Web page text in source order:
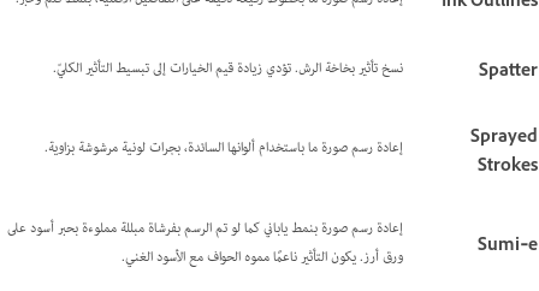
Spatter نسخ تأثير بخاخة الرش. تؤدي زيادة قيم الخيارات إلى تبسيط التأثير الكليّ.
Sprayed
Strokes
إعادة رسم صورة ما باستخدام ألوانها السائدة، بجرات لونية مرشوشة بزاوية.
Sumi‑e
إعادة رسم صورة بنمط ياباني كما لو تم الرسم بفرشاة مبللة مملوءة بحبر أسود على
ورق أرز. يكون التأثير ناعمًا مموه الحواف مع الأسود الغني.